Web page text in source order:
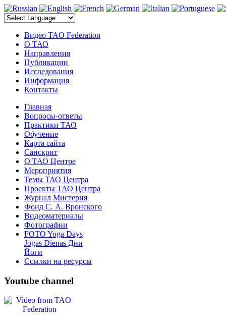
электронные компоненты
Видео TAO Federation
О ТАО
Направления
Публикации
Исследования
Информация
Контакты
Главная
Вопросы-ответы
Практики ТАО
Обучение
Карта сайта
Санскрит
О ТАО Центре
Мероприятия
Темы ТАО Центра
Проекты ТАО Центра
Журнал Мистерия
Фонд С. А. Вронского
Видеоматериалы
Фотографии
FOTO Yoga Days
Jogas Dienas Дни
Йоги
Ссылки на ресурсы
Youtube channel